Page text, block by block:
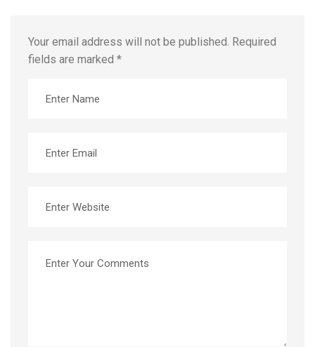
Your email address will not be published. Required
fields are marked *